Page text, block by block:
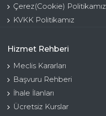
Çerez(Cookie) Politikamız
KVKK Politikamız
Hizmet Rehberi
Meclis Kararları
Başvuru Rehberi
İhale İlanları
Ücretsiz Kurslar